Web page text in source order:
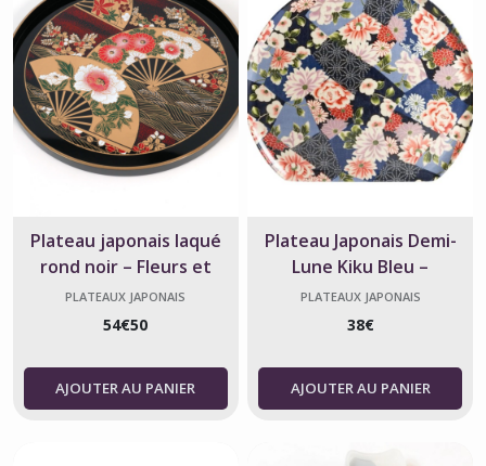
Plateau japonais laqué
rond noir – Fleurs et
éventails
PLATEAUX JAPONAIS
54€50
AJOUTER AU PANIER
Plateau Japonais Demi-
Lune Kiku Bleu –
Patchwork Floral
PLATEAUX JAPONAIS
38€
AJOUTER AU PANIER